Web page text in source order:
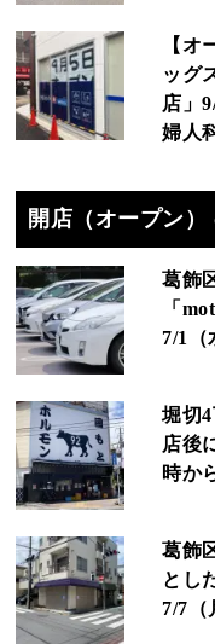
【オ
ッグ
店」
婦人
開店（オープン）
葛飾
「
7/1（
堀切
店後
時か
葛飾
とし
7/7（